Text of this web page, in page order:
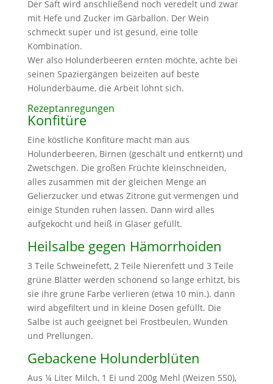
Der Saft wird anschließend noch veredelt und zwar
mit Hefe und Zucker im Gärballon. Der Wein
schmeckt super und ist gesund, eine tolle
Kombination.
Wer also Holunderbeeren ernten möchte, achte bei
seinen Spaziergängen beizeiten auf beste
Holunderbäume, die Arbeit lohnt sich.
Rezeptanregungen
Konfitüre
Eine köstliche Konfitüre macht man aus
Holunderbeeren, Birnen (geschält und entkernt) und
Zwetschgen. Die großen Früchte kleinschneiden,
alles zusammen mit der gleichen Menge an
Gelierzucker und etwas Zitrone gut vermengen und
einige Stunden ruhen lassen. Dann wird alles
aufgekocht und heiß in Gläser gefüllt.
Heilsalbe gegen Hämorrhoiden
3 Teile Schweinefett, 2 Teile Nierenfett und 3 Teile
grüne Blätter werden schonend so lange erhitzt, bis
sie ihre grüne Farbe verlieren (etwa 10 min.). dann
wird abgefiltert und in kleine Dosen gefüllt. Die
Salbe ist auch geeignet bei Frostbeulen, Wunden
und Prellungen.
Gebackene Holunderblüten
Aus ¼ Liter Milch, 1 Ei und 200g Mehl (Weizen 550),